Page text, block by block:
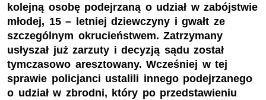
kolejną osobę podejrzaną o udział w zabójstwie
młodej, 15 – letniej dziewczyny i gwałt ze
szczególnym okrucieństwem. Zatrzymany
usłyszał już zarzuty i decyzją sądu został
tymczasowo aresztowany. Wcześniej w tej
sprawie policjanci ustalili innego podejrzanego
o udział w zbrodni, który po przedstawieniu